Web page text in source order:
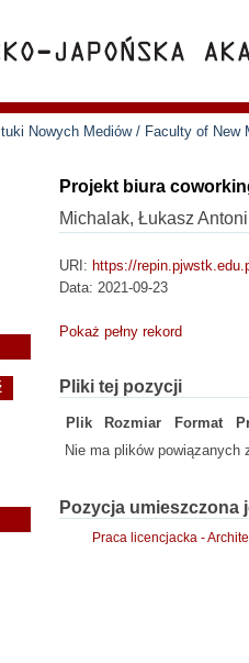
Nowych Mediów / Faculty of New
Projekt biura
Michalak, Łukasz Antoni
URI: https://
Data: 2021-09-23
Pokaż pełny rekord
Pliki tej pozycji
Plik Rozmiar Format
Nie ma plików powiązanych
Pozycja
Praca licencjacka -